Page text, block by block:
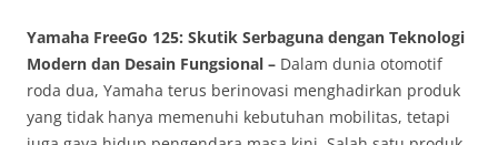
Yamaha FreeGo 125: Skutik Serbaguna dengan Teknologi
Modern dan Desain Fungsional – Dalam dunia otomotif
roda dua, Yamaha terus berinovasi menghadirkan produk
yang tidak hanya memenuhi kebutuhan mobilitas, tetapi